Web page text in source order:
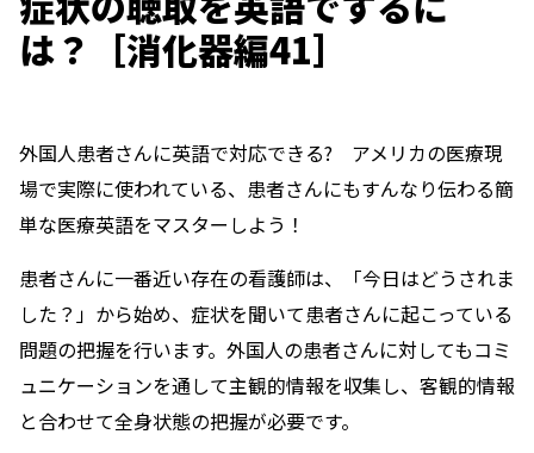
は？［消化器編41］
外国人患者さんに英語で対応できる? アメリカの医療現
場で実際に使われている、患者さんにもすんなり伝わる簡
単な医療英語をマスターしよう！
患者さんに一番近い存在の看護師は、「今日はどうされま
した？」から始め、症状を聞いて患者さんに起こっている
問題の把握を行います。外国人の患者さんに対してもコミ
ュニケーションを通して主観的情報を収集し、客観的情報
と合わせて全身状態の把握が必要です。